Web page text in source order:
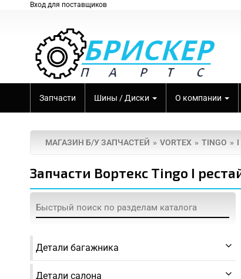
Вход для поставщиков
Запчасти Шины / Диски О компании
МАГАЗИН Б/У ЗАПЧАСТЕЙ VORTEX TINGO
Запчасти Вортекс Tingo I
Детали багажника
Детали салона
ДТП
пожара
проблемами